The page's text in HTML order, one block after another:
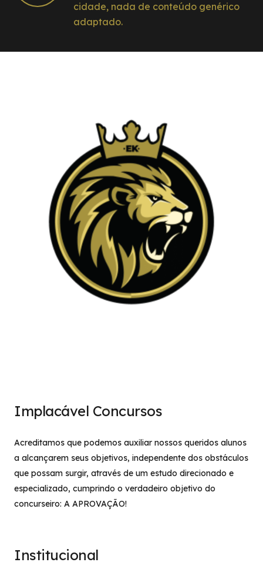
cidade, nada de conteúdo genérico
adaptado.
Implacável Concursos
Acreditamos que podemos auxiliar nossos queridos alunos
a alcançarem seus objetivos, independente dos obstáculos
que possam surgir, através de um estudo direcionado e
especializado, cumprindo o verdadeiro objetivo do
concurseiro: A APROVAÇÃO!
Institucional